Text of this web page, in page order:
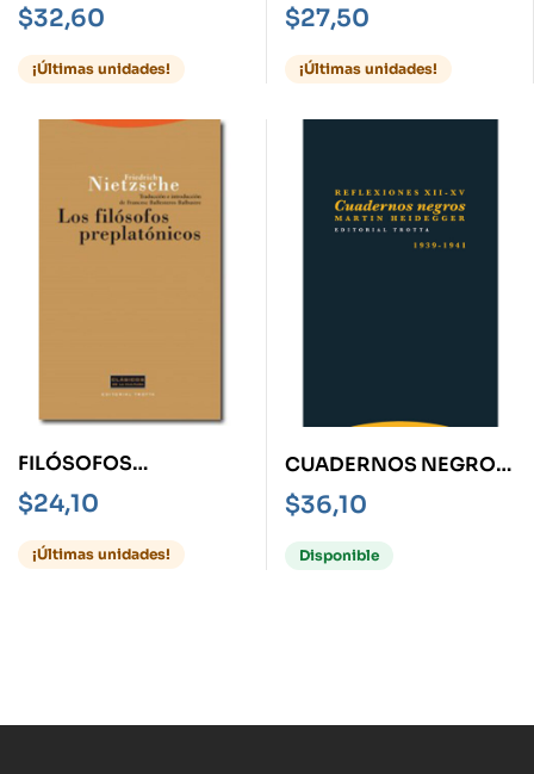
REPETICIÓN, TEMOR Y
TEMBLOR
$32,60
¡Últimas unidades!
ÉTICA DEL DISCURSO
$27,50
¡Últimas unidades!
FILÓSOFOS
PREPLATÓNICOS, LOS
$24,10
¡Últimas unidades!
CUADERNOS NEGROS
REFLEXIONES XII-XV
$36,10
Disponible